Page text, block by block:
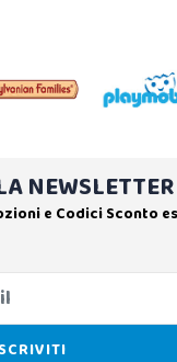
NEWSLETTER
e Codici Sconto